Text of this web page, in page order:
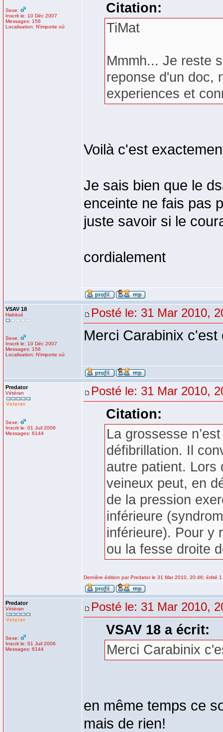
Sexe:
Inscrit le: 10 Déc 2007
Messages: 156
Localisation: N'importe où
Citation:
TiMat
Mmmh... Je reste
reponse d'un doc,
experiences et
Voilà c'est
Je sais bien que le
enceinte ne fais pas
juste savoir si le
cordialement
VSAV 18
Habitué
Sexe:
Inscrit le: 10 Déc 2007
Messages: 156
Localisation: N'importe où
Posté le: 31 Mar 2010,
Merci Carabinix
Predator
Vétéran
Sexe:
Inscrit le: 01 Juil 2006
Messages: 6144
Posté le: 31 Mar 2010,
Citation:
La grossesse
défibrillation. Il
autre patient. Lors
veineux peut, en
de la pression
inférieure
inférieure). Pour y
ou la fesse droite
Dernière édition par Predator le 31 Mar 2010, 20:46; édité 1
Predator
Vétéran
Sexe:
Inscrit le: 01 Juil 2006
Messages: 6144
Posté le: 31 Mar 2010,
VSAV 18 a écrit:
Merci Carabinix
en même temps ce
mais de rien!